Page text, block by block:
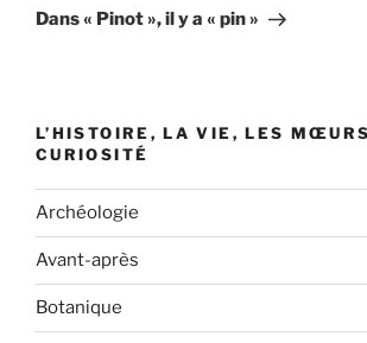
suivant
Dans « Pinot », il y a « pin »
L’HISTOIRE, LA VIE, LES
CURIOSITÉ
Archéologie
Avant-après
Botanique